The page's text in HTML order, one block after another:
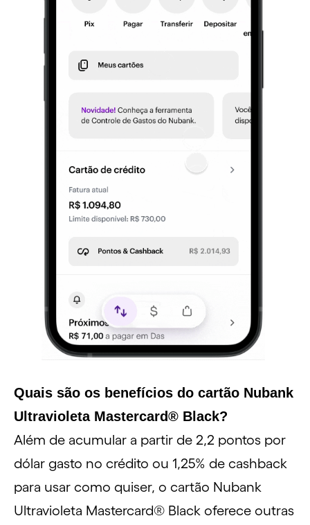
Quais são os benefícios do cartão Nubank
Ultravioleta Mastercard® Black?
Além de acumular a partir de 2,2 pontos por
dólar gasto no crédito ou 1,25% de cashback
para usar como quiser, o cartão Nubank
Ultravioleta Mastercard® Black oferece outras